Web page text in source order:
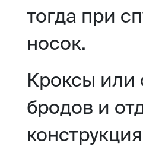
тогда при
носок.
Кроксы или
бродов и